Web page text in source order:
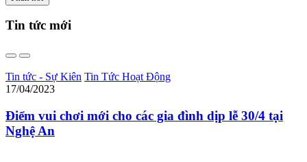
Tin tức mới
Tin tức - Sự Kiên Tin Tức Hoạt Động
17/04/2023
Điểm vui chơi mới cho các gia đình dịp lễ 30/4 tại
Nghệ An